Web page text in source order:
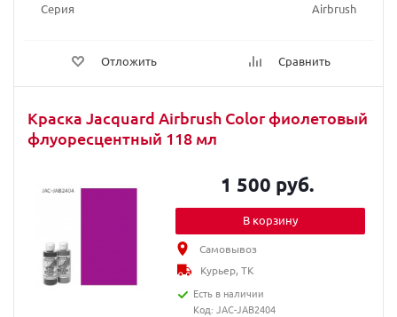
Серия
Airbrush
Отложить Сравнить
Краска Jacquard Airbrush Color фиолетовый
флуоресцентный 118 мл
1 500 руб.
В корзину
Самовывоз
Курьер, ТК
Есть в наличии
Код: JAC-JAB2404